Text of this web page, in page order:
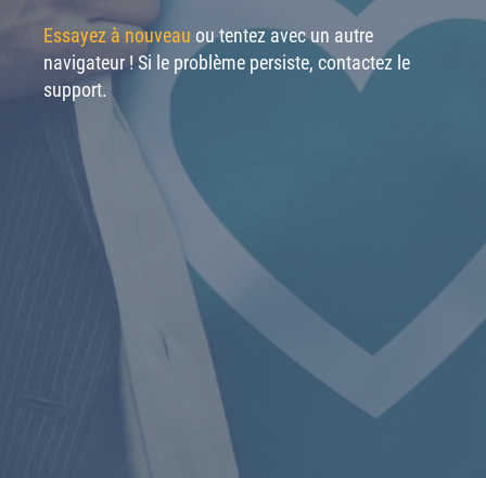
Essayez à nouveau ou tentez avec un autre
navigateur ! Si le problème persiste, contactez le
support.